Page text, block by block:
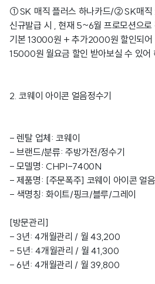
①SK 매직 플러스 하나카드/②SK매직
신규발급 시 , 현재 5~6월 프로모션으
기본 13000원 + 추가2000원 할인되어
15000원 월요금 할인 받아보실 수 있어
2. 코웨이 아이콘 얼음정수기
- 렌탈 업체: 코웨이
- 브랜드/분류: 주방가전/정수기
- 모델명: CHPI-7400N
- 제품명: [주문폭주] 코웨이 아이콘 얼
- 색명칭: 화이트/핑크/블루/그레이
[방문관리]
- 3년: 4개월관리 / 월 43,200
- 5년: 4개월관리 / 월 41,300
- 6년: 4개월관리 / 월 39,800